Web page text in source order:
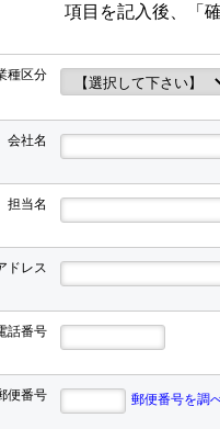
項目を記入後、「
種区分
会社名
担当名
ドレス
話番号
便番号 郵便番号を調